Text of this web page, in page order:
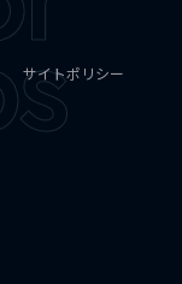
サイトポリシー